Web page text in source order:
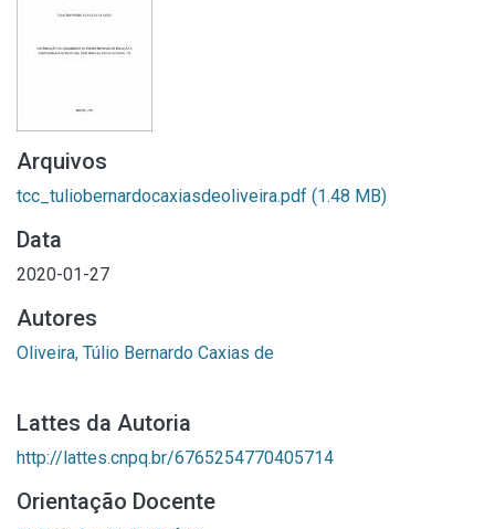
Arquivos
tcc_tuliobernardocaxiasdeoliveira.pdf (1.48 MB)
Data
2020-01-27
Autores
Oliveira, Túlio Bernardo Caxias de
Lattes da Autoria
http://lattes.cnpq.br/6765254770405714
Orientação Docente